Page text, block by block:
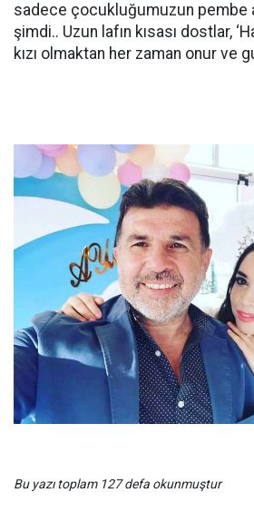
sadece çocukluğumuzun pembe
şimdi.. Uzun lafın kısası dostlar,
kızı olmaktan her zaman onur ve
Bu yazı toplam 127 defa okunmuştur